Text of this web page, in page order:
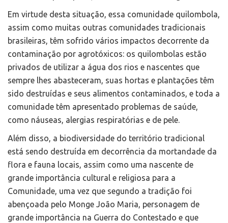
Em virtude desta situação, essa comunidade quilombola,
assim como muitas outras comunidades tradicionais
brasileiras, têm sofrido vários impactos decorrente da
contaminação por agrotóxicos: os quilombolas estão
privados de utilizar a água dos rios e nascentes que
sempre lhes abasteceram, suas hortas e plantações têm
sido destruídas e seus alimentos contaminados, e toda a
comunidade têm apresentado problemas de saúde,
como náuseas, alergias respiratórias e de pele.
Além disso, a biodiversidade do território tradicional
está sendo destruída em decorrência da mortandade da
flora e fauna locais, assim como uma nascente de
grande importância cultural e religiosa para a
Comunidade, uma vez que segundo a tradição foi
abençoada pelo Monge João Maria, personagem de
grande importância na Guerra do Contestado e que